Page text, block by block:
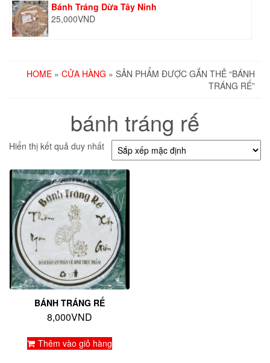
Bánh Tráng Dừa Tây Ninh
25,000VND
HOME » CỬA HÀNG » SẢN PHẨM ĐƯỢC GẮN THẺ “BÁNH
TRÁNG RẾ”
bánh tráng rế
Hiển thị kết quả duy nhất
BÁNH TRÁNG RẾ
8,000VND
Thêm vào giỏ hàng